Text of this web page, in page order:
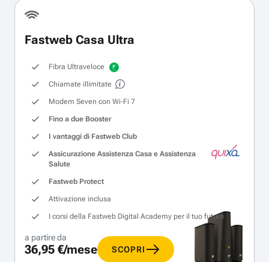
Fastweb Casa Ultra
Fibra Ultraveloce
Chiamate illimitate
Modem Seven con Wi‑Fi 7
Fino a due Booster
I vantaggi di Fastweb Club
Assicurazione Assistenza Casa e Assistenza
Salute
Fastweb Protect
Attivazione inclusa
I corsi della Fastweb Digital Academy per il tuo futuro
a partire da
36,95 €/mese SCOPRI